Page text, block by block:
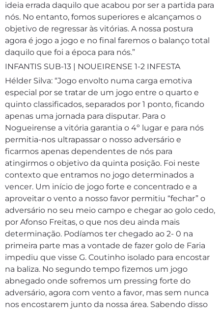
ideia errada daquilo que acabou por ser a partida para
nós. No entanto, fomos superiores e alcançamos o
objetivo de regressar às vitórias. A nossa postura
agora é jogo a jogo e no final faremos o balanço total
daquilo que foi a época para nós.”
INFANTIS SUB-13 | NOUEIRENSE 1-2 INFESTA
Hélder Silva: “Jogo envolto numa carga emotiva
especial por se tratar de um jogo entre o quarto e
quinto classificados, separados por 1 ponto, ficando
apenas uma jornada para disputar. Para o
Nogueirense a vitória garantia o 4º lugar e para nós
permitia-nos ultrapassar o nosso adversário e
ficarmos apenas dependentes de nós para
atingirmos o objetivo da quinta posição. Foi neste
contexto que entramos no jogo determinados a
vencer. Um início de jogo forte e concentrado e a
aproveitar o vento a nosso favor permitiu “fechar” o
adversário no seu meio campo e chegar ao golo cedo,
por Afonso Freitas, o que nos deu ainda mais
determinação. Podíamos ter chegado ao 2- 0 na
primeira parte mas a vontade de fazer golo de Faria
impediu que visse G. Coutinho isolado para encostar
na baliza. No segundo tempo fizemos um jogo
abnegado onde sofremos um pressing forte do
adversário, agora com vento a favor, mas sem nunca
nos encostarem junto da nossa área. Sabendo disso